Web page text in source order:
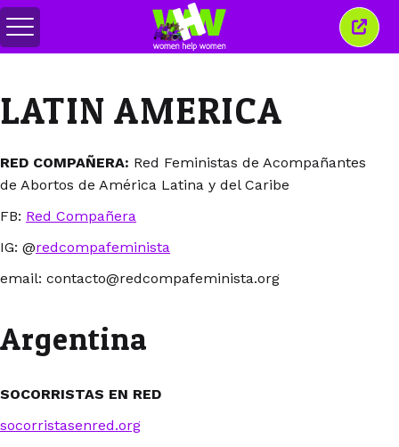
สลับ
เมนู
ปิด
หน้าต่
LATIN AMERICA
RED COMPAÑERA: Red Feministas de Acompañantes
de Abortos de América Latina y del Caribe
FB: Red Compañera
IG: @redcompafeminista
email: contacto@redcompafeminista.org
Argentina
SOCORRISTAS EN RED
socorristasenred.org